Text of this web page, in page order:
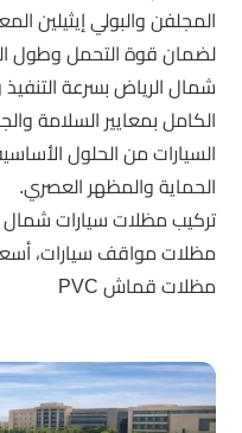
المجلفن والبولي إيثيلين
لضمان قوة التحمل وطول
شمال الرياض بسرعة التنفيذ
الكامل بمعايير السلامة
السيارات من الحلول
الحماية والمظهر العصري.
تركيب مظلات سيارات شمال
مظلات مواقف سيارات،
مظلات قماش PVC